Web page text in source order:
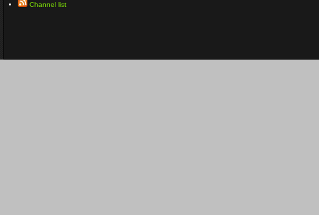
Channel list